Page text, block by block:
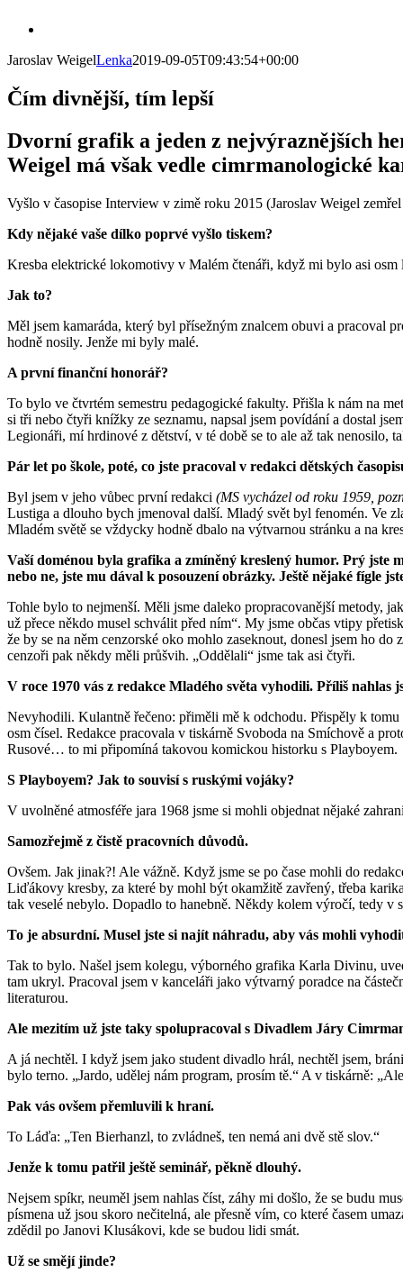
Image
Jaroslav WeigelLenka2019-09-05T09:43:54+00:00
Čím divnější, tím lepší
Dvorní grafik a jeden z nejvýraznějších
Weigel má však vedle cimrmanologické
Vyšlo v časopise Interview v zimě roku 2015 (Jaroslav Weigel
Kdy nějaké vaše dílko poprvé vyšlo tiskem?
Kresba elektrické lokomotivy v Malém čtenáři, když mi bylo asi
Jak to?
Měl jsem kamaráda, který byl přísežným znalcem obuvi a pracoval
hodně nosily. Jenže mi byly malé.
A první finanční honorář?
To bylo ve čtvrtém semestru pedagogické fakulty. Přišla k nám na
si tři nebo čtyři knížky ze seznamu, napsal jsem povídání a dostal
Legionáři, mí hrdinové z dětství, v té době se to ale až tak nenosilo,
Pár let po škole, poté, co jste pracoval v redakci dětských
Byl jsem v jeho vůbec první redakci (MS vycházel od roku 1959,
Lustiga a dlouho bych jmenoval další. Mladý svět byl fenomén. Ve
Mladém světě se vždycky hodně dbalo na výtvarnou stránku a na
Vaší doménou byla grafika a zmíněný kreslený humor. Prý jste
nebo ne, jste mu dával k posouzení obrázky. Ještě nějaké fígle
Tohle bylo to nejmenší. Měli jsme daleko propracovanější metody,
už přece někdo musel schválit před ním“. My jsme občas vtipy
že by se na něm cenzorské oko mohlo zaseknout, donesl jsem ho
cenzoři pak někdy měli průšvih. „Oddělali“ jsme tak asi čtyři.
V roce 1970 vás z redakce Mladého světa vyhodili. Příliš nahlas
Nevyhodili. Kulantně řečeno: přiměli mě k odchodu. Přispěly k
osm čísel. Redakce pracovala v tiskárně Svoboda na Smíchově a
Rusové… to mi připomíná takovou komickou historku s Playboyem.
S Playboyem? Jak to souvisí s ruskými vojáky?
V uvolněné atmosféře jara 1968 jsme si mohli objednat nějaké
Samozřejmě z čistě pracovních důvodů.
Ovšem. Jak jinak?! Ale vážně. Když jsme se po čase mohli do
Liďákovy kresby, za které by mohl být okamžitě zavřený, třeba
tak veselé nebylo. Dopadlo to hanebně. Někdy kolem výročí, tedy v
To je absurdní. Musel jste si najít náhradu, aby vás mohli
Tak to bylo. Našel jsem kolegu, výborného grafika Karla Divinu,
tam ukryl. Pracoval jsem v kanceláři jako výtvarný poradce na
literaturou.
Ale mezitím už jste taky spolupracoval s Divadlem Járy
A já nechtěl. I když jsem jako student divadlo hrál, nechtěl jsem,
bylo terno. „Jardo, udělej nám program, prosím tě.“ A v tiskárně:
Pak vás ovšem přemluvili k hraní.
To Láďa: „Ten Bierhanzl, to zvládneš, ten nemá ani dvě stě slov.“
Jenže k tomu patřil ještě seminář, pěkně dlouhý.
Nejsem spíkr, neuměl jsem nahlas číst, záhy mi došlo, že se budu
písmena už jsou skoro nečitelná, ale přesně vím, co které časem
zdědil po Janovi Klusákovi, kde se budou lidi smát.
Už se smějí jinde?